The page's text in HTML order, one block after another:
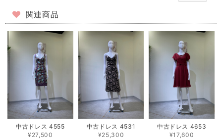
関連商品
中古ドレス 4555
¥27,500
中古ドレス 4531
¥25,300
中古ドレス 4653
¥17,600